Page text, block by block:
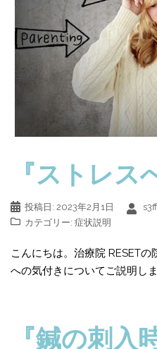
『ストレス
投稿日: 2023年2月1日
カテゴリー: 症状説明
こんにちは。治療院 RESET
への気付きについてご説明し
『鍼の刺入